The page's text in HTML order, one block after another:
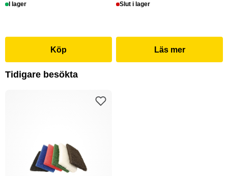
I lager
Köp
Slut i lager
Läs mer
Tidigare besökta